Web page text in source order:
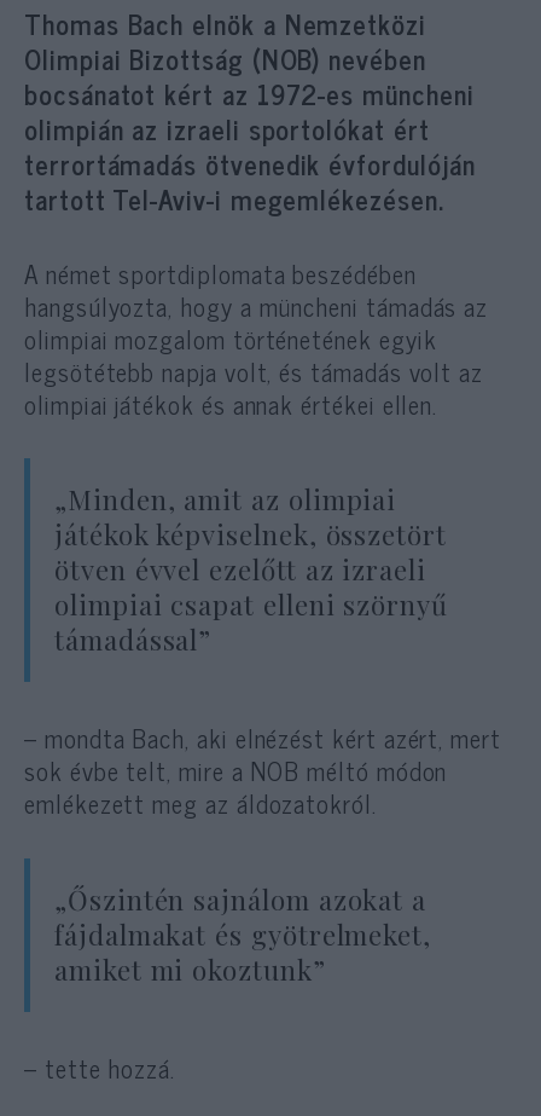
Thomas Bach elnök a Nemzetközi
Olimpiai Bizottság (NOB) nevében
bocsánatot kért az 1972-es müncheni
olimpián az izraeli sportolókat ért
terrortámadás ötvenedik évfordulóján
tartott Tel-Aviv-i megemlékezésen.
A német sportdiplomata beszédében
hangsúlyozta, hogy a müncheni támadás az
olimpiai mozgalom történetének egyik
legsötétebb napja volt, és támadás volt az
olimpiai játékok és annak értékei ellen.
„Minden, amit az olimpiai
játékok képviselnek, összetört
ötven évvel ezelőtt az izraeli
olimpiai csapat elleni szörnyű
támadással”
– mondta Bach, aki elnézést kért azért, mert
sok évbe telt, mire a NOB méltó módon
emlékezett meg az áldozatokról.
„Őszintén sajnálom azokat a
fájdalmakat és gyötrelmeket,
amiket mi okoztunk”
– tette hozzá.